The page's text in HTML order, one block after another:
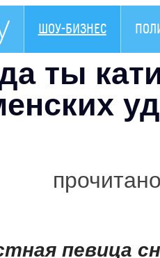
ШОУ-БИЗНЕС
ты
певица